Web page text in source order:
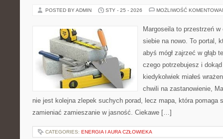
POSTED BY ADMIN STY - 25 - 2026 MOŻLIWOŚĆ
Margoseila to przestrzeń
siebie na nowo. To portal,
abyś mógł zajrzeć w głąb
czego potrzebujesz i
kiedykolwiek miałeś
chwili na zastanowienie,
nie jest kolejna zlepek suchych porad, lecz mapa, która pomaga
zamieniać zamieszanie w jasność. Ciekawe […]
CATEGORIES: ENERGIA I AURA CZŁOWIEKA